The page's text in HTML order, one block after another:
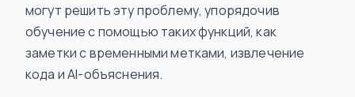
могут решить эту проблему, упорядочив
обучение с помощью таких функций, как
заметки с временными метками, извлечение
кода и AI-объяснения.